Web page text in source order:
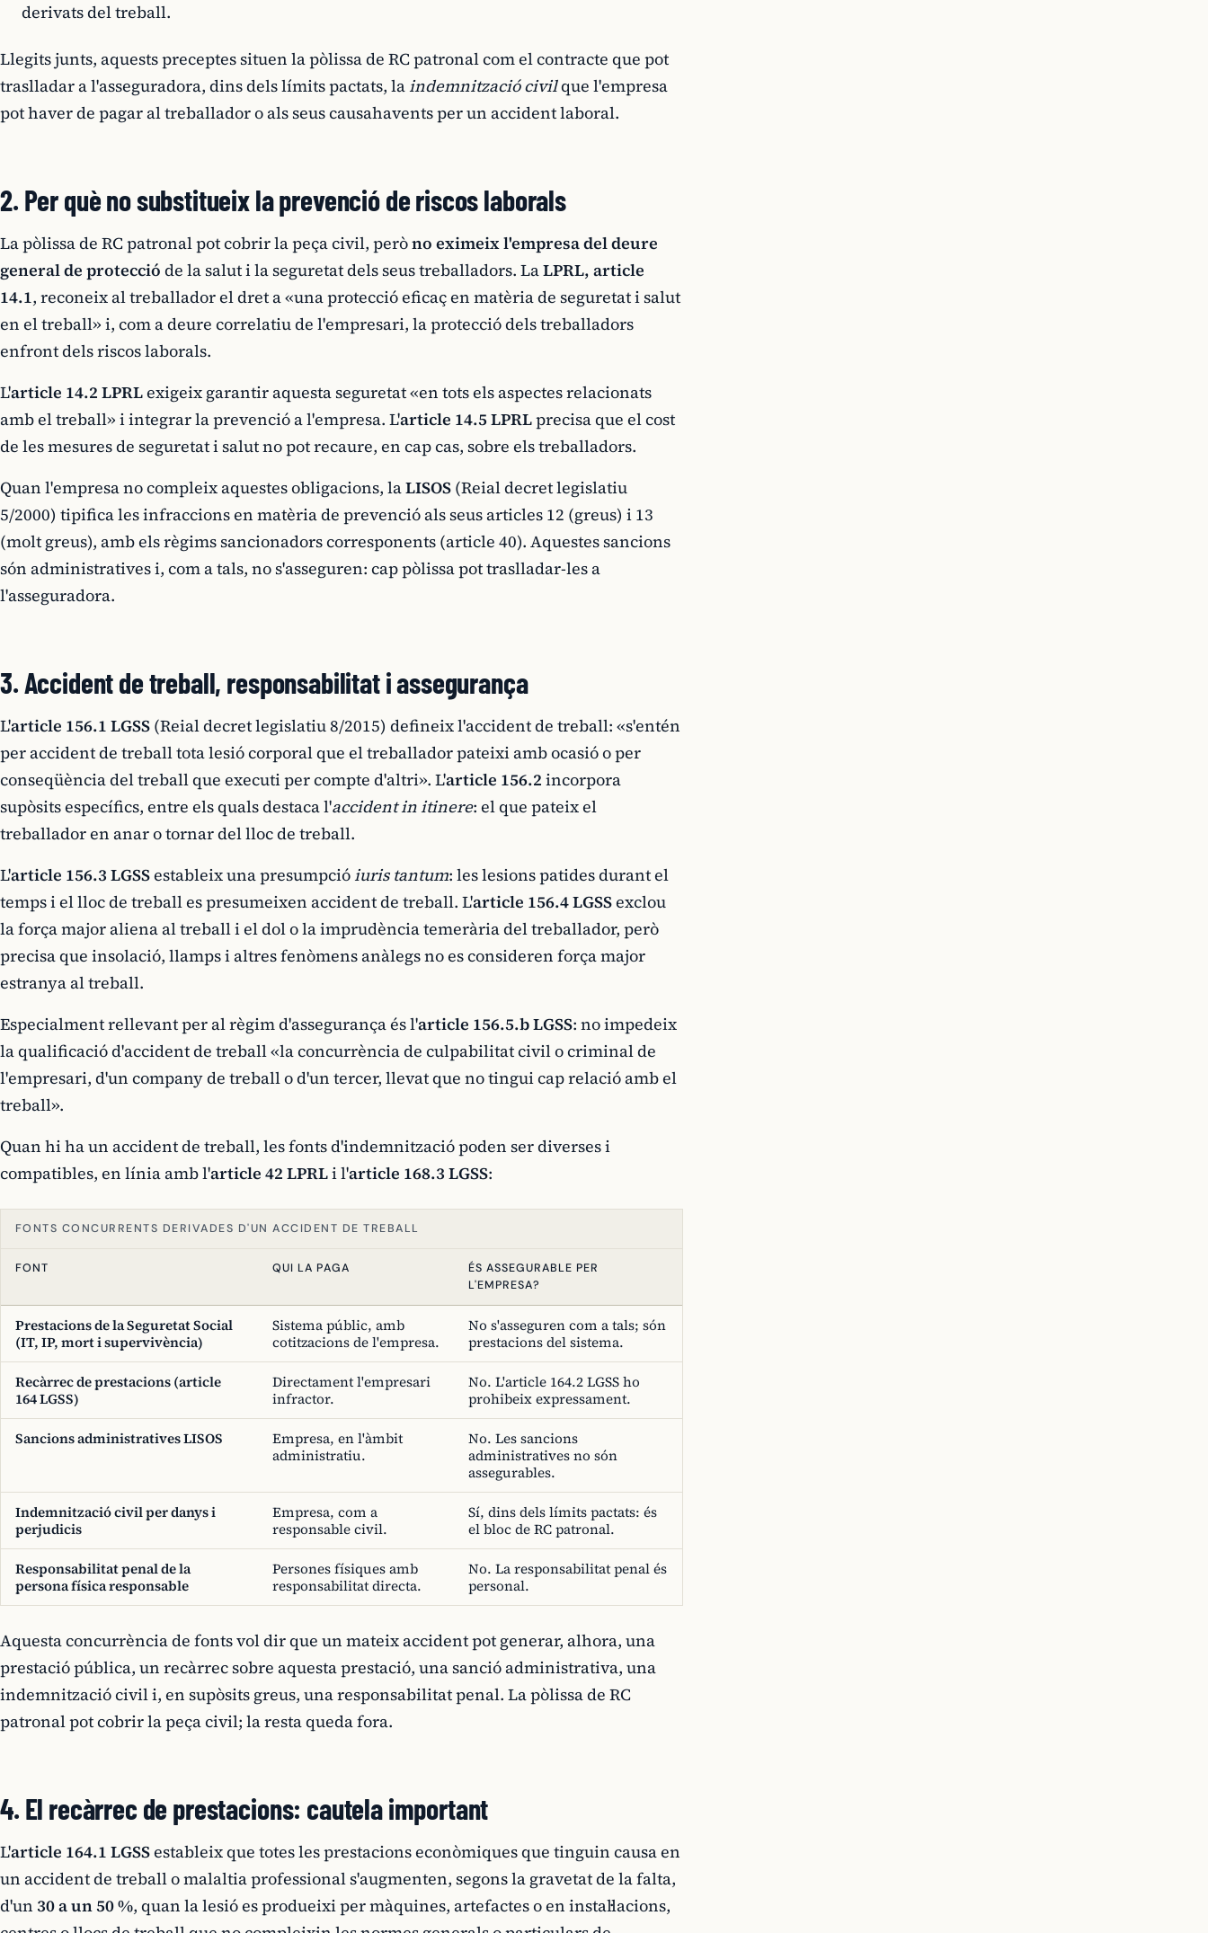
derivats del treball.
Llegits junts, aquests preceptes situen la pòlissa de RC patronal com el contracte que pot
traslladar a l'asseguradora, dins dels límits pactats, laindemnització civilque l'empresa
pot haver de pagar al treballador o als seus causahavents per un accident laboral.
2. Per què no substitueix la prevenció de riscos laborals
La pòlissa de RC patronal pot cobrir la peça civil, peròno eximeix l'empresa del deure
general de protecció de la salut i la seguretat dels seus treballadors. LaLPRL, article
14.1, reconeix al treballador el dret a «una protecció eficaç en matèria de seguretat i salut
en el treball» i, com a deure correlatiu de l'empresari, la protecció dels treballadors
enfront dels riscos laborals.
L'article 14.2 LPRLexigeix garantir aquesta seguretat «en tots els aspectes relacionats
amb el treball» i integrar la prevenció a l'empresa. L'article 14.5 LPRLprecisa que el cost
de les mesures de seguretat i salut no pot recaure, en cap cas, sobre els treballadors.
Quan l'empresa no compleix aquestes obligacions, laLISOS (Reial decret legislatiu
5/2000) tipifica les infraccions en matèria de prevenció als seus articles 12 (greus) i 13
(molt greus), amb els règims sancionadors corresponents (article 40). Aquestes sancions
són administratives i, com a tals, no s'asseguren: cap pòlissa pot traslladar-les a
l'asseguradora.
3. Accident de treball, responsabilitat i assegurança
L'article 156.1 LGSS (Reial decret legislatiu 8/2015) defineix l'accident de treball: «s'entén
per accident de treball tota lesió corporal que el treballador pateixi amb ocasió o per
conseqüència del treball que executi per compte d'altri». L'article 156.2 incorpora
supòsits específics, entre els quals destaca l'accident in itinere: el que pateix el
treballador en anar o tornar del lloc de treball.
L'article 156.3 LGSSestableix una presumpcióiuris tantum: les lesions patides durant el
temps i el lloc de treball es presumeixen accident de treball. L'article 156.4 LGSSexclou
la força major aliena al treball i el dol o la imprudència temerària del treballador, però
precisa que insolació, llamps i altres fenòmens anàlegs no es consideren força major
estranya al treball.
Especialment rellevant per al règim d'assegurança és l'article 156.5.b LGSS: no impedeix
la qualificació d'accident de treball «la concurrència de culpabilitat civil o criminal de
l'empresari, d'un company de treball o d'un tercer, llevat que no tingui cap relació amb el
treball».
Quan hi ha un accident de treball, les fonts d'indemnització poden ser diverses i
compatibles, en línia amb l'article 42 LPRLi l'article 168.3 LGSS:
FONTS CONCURRENTS DERIVADES D'UN ACCIDENT DE TREBALL
FONT QUI LA PAGA
ÉS ASSEGURABLE PER
L'EMPRESA?
Prestacions de la Seguretat Social
(IT, IP, mort i supervivència)
Sistema públic, amb
cotitzacions de l'empresa.
No s'asseguren com a tals; són
prestacions del sistema.
Recàrrec de prestacions (article
164 LGSS)
Directament l'empresari
infractor.
No. L'article 164.2 LGSS ho
prohibeix expressament.
Sancions administratives LISOS
Empresa, en l'àmbit
administratiu.
No. Les sancions
administratives no són
assegurables.
Indemnització civil per danys i
perjudicis
Empresa, com a
responsable civil.
Sí, dins dels límits pactats: és
el bloc de RC patronal.
Responsabilitat penal de la
persona física responsable
Persones físiques amb
responsabilitat directa.
No. La responsabilitat penal és
personal.
Aquesta concurrència de fonts vol dir que un mateix accident pot generar, alhora, una
prestació pública, un recàrrec sobre aquesta prestació, una sanció administrativa, una
indemnització civil i, en supòsits greus, una responsabilitat penal. La pòlissa de RC
patronal pot cobrir la peça civil; la resta queda fora.
4. El recàrrec de prestacions: cautela important
L'article 164.1 LGSSestableix que totes les prestacions econòmiques que tinguin causa en
un accident de treball o malaltia professional s'augmenten, segons la gravetat de la falta,
d'un 30 a un 50 %, quan la lesió es produeixi per màquines, artefactes o en instal·lacions,